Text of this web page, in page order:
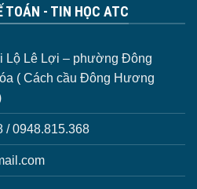
TOÁN - TIN HỌC ATC
Lộ Lê Lợi – phường Đông
( Cách cầu Đông Hương
/ 0948.815.368